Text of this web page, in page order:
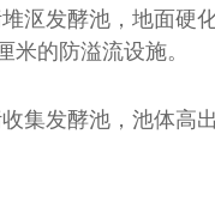
沤发酵池，地面硬
米的防溢流设施。
集发酵池，池体高